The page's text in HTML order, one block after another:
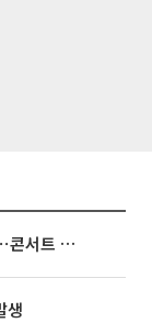
빅뱅, 20주년 기념 '새 뱅봉' 선보인다⋯콘서트 앞두고 팝업 개최
생